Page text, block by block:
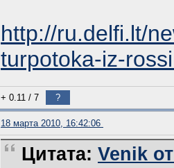
http://ru.delfi.lt/
turpotoka-iz-
+ 0.11 / 7 ?
18 марта 2010, 16:42:06
Цитата: Venik